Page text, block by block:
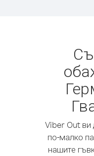
Viber Out ви
по-малко
нашите